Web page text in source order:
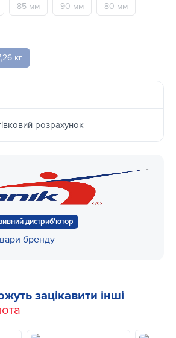
85 мм 90 мм 80 мм
кг
розрахунок
дистриб'ютор
бренду
зацікавити інші